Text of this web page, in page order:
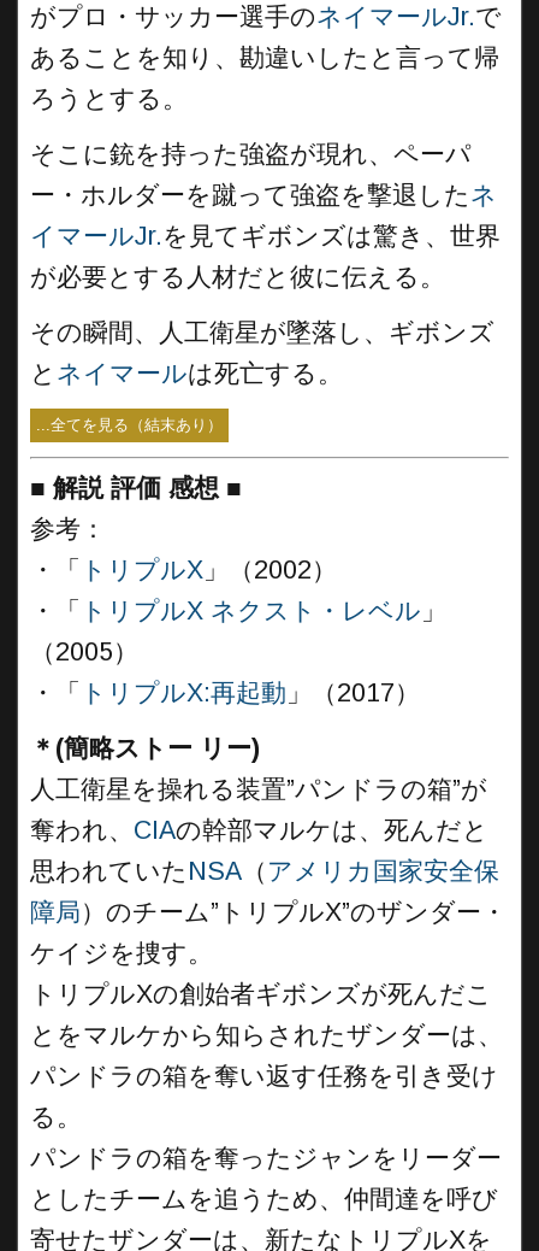
がプロ・サッカー選手のネイマールJr.で
あることを知り、勘違いしたと言って帰
ろうとする。
そこに銃を持った強盗が現れ、ペーパ
ー・ホルダーを蹴って強盗を撃退したネ
イマールJr.を見てギボンズは驚き、世界
が必要とする人材だと彼に伝える。
その瞬間、人工衛星が墜落し、ギボンズ
と ネイマールは死亡する。
...全てを見る（結末あり）
■ 解説 評価 感想 ■
参考：
・「 トリプルX 」（2002）
・「 トリプルX ネクスト・レベル 」
（2005）
・「 トリプルX:再起動 」（2017）
＊(簡略ストー リー)
人工衛星を操れる装置”パンドラの箱”が
奪われ、 CIAの幹部マルケは、死んだと
思われていた NSA （ アメリカ国家安全保
障局）のチーム”トリプルX”のザンダー・
ケイジを捜す。
トリプルXの創始者ギボンズが死んだこ
とをマルケから知らされたザンダーは、
パンドラの箱を奪い返す任務を引き受け
る。
パンドラの箱を奪ったジャンをリーダー
としたチームを追うため、仲間達を呼び
寄せたザンダーは、新たなトリプルXを